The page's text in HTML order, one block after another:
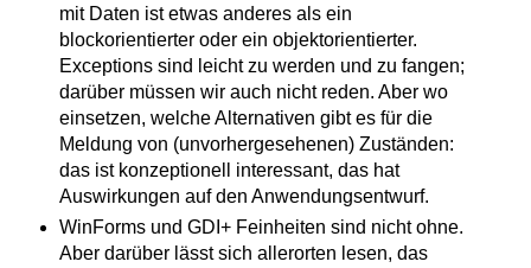
mit Daten ist etwas anderes als ein
blockorientierter oder ein objektorientierter.
Exceptions sind leicht zu werden und zu fangen;
darüber müssen wir auch nicht reden. Aber wo
einsetzen, welche Alternativen gibt es für die
Meldung von (unvorhergesehenen) Zuständen:
das ist konzeptionell interessant, das hat
Auswirkungen auf den Anwendungsentwurf.
WinForms und GDI+ Feinheiten sind nicht ohne.
Aber darüber lässt sich allerorten lesen, das